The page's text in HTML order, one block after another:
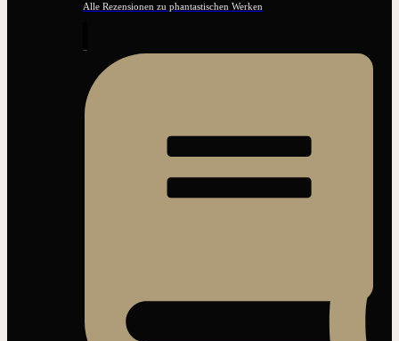
Alle Rezensionen zu phantastischen Werken